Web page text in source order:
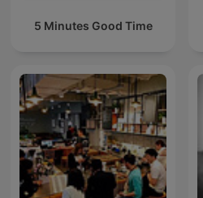
5 Minutes Good Time